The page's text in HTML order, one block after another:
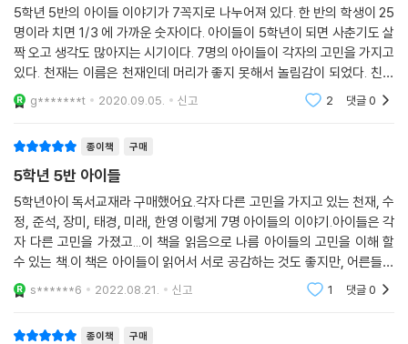
것은 아니다. 고민은 평온한 우리 삶에 이는 변화의 바람이고, 마음속 깊은
곳에서 보내오는 결핍과 욕망의 신호이기 때문이다. 결국 문제는 고민을
대하는 자세에 있다고 할 수 있다. 『5학년 5반 아이들』 속 평범한 일곱 아
이들이 특별해 보이는 이유도 바로 여기에 있다.
작품 속 일곱 아이들은 저마다 서로 다른 고민을 가지고 있다. 천재는 이름
는 집이 망한 사실을 다른 아이들에게 들킬까 봐 걱정이고, 장미는 슈퍼스
타가 되는 길이 험난해 좌절을 겪는다. 집과 학교에 마음을 붙이지 못하는
태경이나 공부에 치여 꿈꿀 여력이 없는 미래, 주의력 결핍 장애를 겪고 있
는 한영 역시 고민의 무게가 만만치 않음을 느낀다. 그러나 이들의 특별한
면면은 바로 고민을 대하는 자세에서 찾을 수 있다. 아이들은 각자의 방식
으로 고민을 받아들이고 동행하며 자신의 내면을 부지런히 살핀다.
고민의 원인을 조금 다른 시선으로 살펴 긍정적인 삶의 태도를 배우고, 숨
5학년 5반의 아이들 이야기가 7꼭지로 나누어져 있다. 한 반의 학생이 25
명이라 치면 1/3 에 가까운 숫자이다. 아이들이 5학년이 되면 사춘기도 살
짝 오고 생각도 많아지는 시기이다. 7명의 아이들이 각자의 고민을 가지고
있다. 천재는 이름은 천재인데 머리가 좋지 못해서 놀림감이 되었다. 친구
의 adhd 약을 한알 얻어먹고 똑똑해지는 느낌을 받고 계속 그 약을 먹기
위해 친구네 집에
g*******t 2020.09.05. 신고 2 댓글0
종이책 구매
5학년 5반 아이들
5학년아이 독서교재라 구매했어요.각자 다른 고민을 가지고 있는 천재, 수
정, 준석, 장미, 태경, 미래, 한영 이렇게 7명 아이들의 이야기.아이들은 각
자 다른 고민을 가졌고...이 책을 읽음으로 나름 아이들의 고민을 이해 할
수 있는 책.이 책은 아이들이 읽어서 서로 공감하는 것도 좋지만, 어른들도
읽어서 사춘기에 접어드는 아이들의 고민거리를 생각해 볼 수 있게 하는
책인 것 같
s******6 2022.08.21. 신고 1 댓글0
종이책 구매